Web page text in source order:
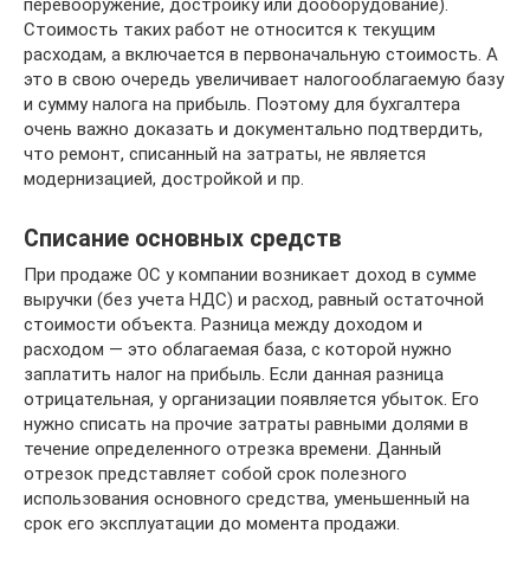
Стоимость таких работ не относится к текущим
расходам, а включается в первоначальную стоимость. А
это в свою очередь увеличивает налогооблагаемую базу
и сумму налога на прибыль. Поэтому для бухгалтера
очень важно доказать и документально подтвердить,
что ремонт, списанный на затраты, не является
модернизацией, достройкой и пр.
Списание основных средств
При продаже ОС у компании возникает доход в сумме
выручки (без учета НДС) и расход, равный остаточной
стоимости объекта. Разница между доходом и
расходом — это облагаемая база, с которой нужно
заплатить налог на прибыль. Если данная разница
отрицательная, у организации появляется убыток. Его
нужно списать на прочие затраты равными долями в
течение определенного отрезка времени. Данный
отрезок представляет собой срок полезного
использования основного средства, уменьшенный на
срок его эксплуатации до момента продажи.